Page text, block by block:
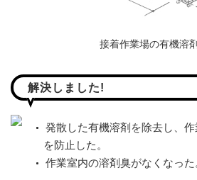
接着作業場の有機溶
解決しました!
発散した有機溶剤を除去し、
を防止した。
作業室内の溶剤臭がなくなった